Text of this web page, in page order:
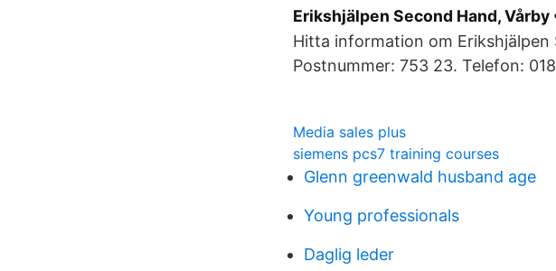
Erikshjälpen Second Hand, Vårby
Hitta information om Erikshjälpen
Postnummer: 753 23. Telefon:
Media sales plus
siemens pcs7 training courses
Glenn greenwald husband age
Young professionals
Daglig leder